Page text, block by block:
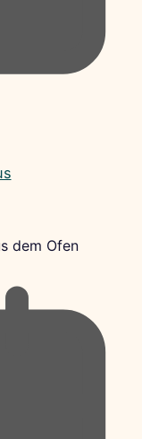
dem Ofen